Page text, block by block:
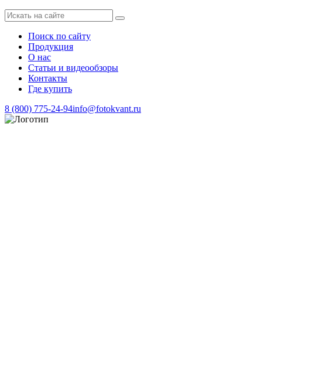
Поиск по сайту
Продукция
О нас
Статьи и видеообзоры
Контакты
Где купить
8 (800) 775-24-94info@fotokvant.ru